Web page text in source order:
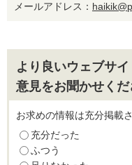
メールアドレス：
より良いウェブサ
意見をお聞かせくだ
お求めの情報は充分掲載
充分だった
ふつう